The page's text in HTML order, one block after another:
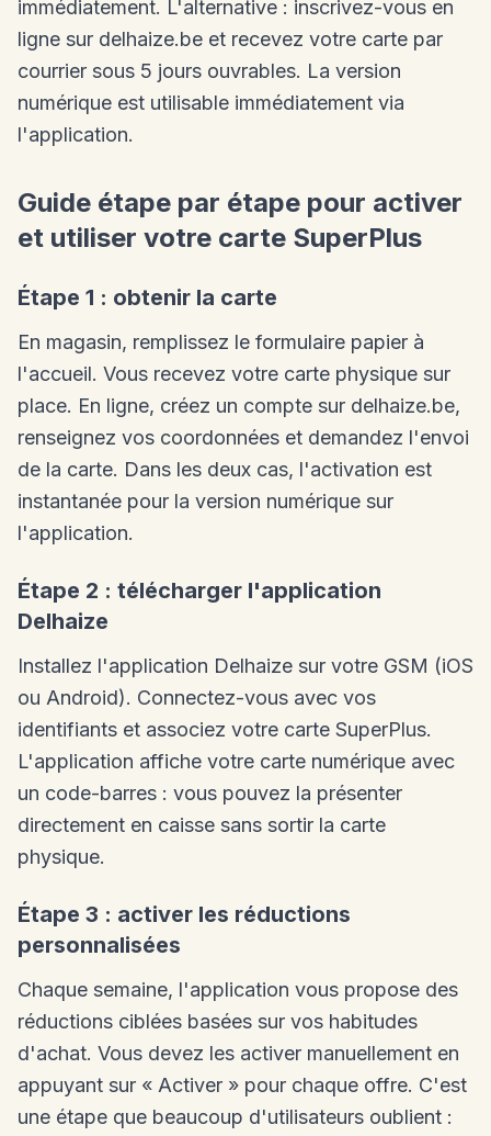
immédiatement. L'alternative : inscrivez-vous en
ligne sur delhaize.be et recevez votre carte par
courrier sous 5 jours ouvrables. La version
numérique est utilisable immédiatement via
l'application.
Guide étape par étape pour activer
et utiliser votre carte SuperPlus
Étape 1 : obtenir la carte
En magasin, remplissez le formulaire papier à
l'accueil. Vous recevez votre carte physique sur
place. En ligne, créez un compte sur delhaize.be,
renseignez vos coordonnées et demandez l'envoi
de la carte. Dans les deux cas, l'activation est
instantanée pour la version numérique sur
l'application.
Étape 2 : télécharger l'application
Delhaize
Installez l'application Delhaize sur votre GSM (iOS
ou Android). Connectez-vous avec vos
identifiants et associez votre carte SuperPlus.
L'application affiche votre carte numérique avec
un code-barres : vous pouvez la présenter
directement en caisse sans sortir la carte
physique.
Étape 3 : activer les réductions
personnalisées
Chaque semaine, l'application vous propose des
réductions ciblées basées sur vos habitudes
d'achat. Vous devez les activer manuellement en
appuyant sur « Activer » pour chaque offre. C'est
une étape que beaucoup d'utilisateurs oublient :